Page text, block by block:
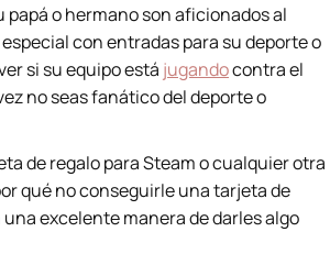
o hermano son aficionados al
con entradas para su deporte o
si su equipo está jugandocontra el
no seas fanático del deporte o
de regalo para Steam o cualquier otra
qué no conseguirle una tarjeta de
excelente manera de darles algo